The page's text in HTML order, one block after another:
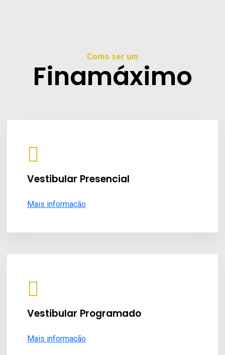
Como ser um
Finamáximo
Vestibular Presencial
Mais informação
Vestibular Programado
Mais informação